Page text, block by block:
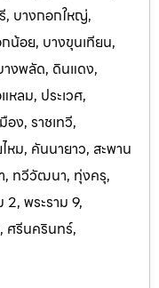
, บางกอกใหญ่,
น้อย, บางขุนเทียน,
งพลัด, ดินแดง,
ลม, ประเวศ,
ง, ราชเทวี,
ม, คันนายาว, สะพาน
, ทวีวัฒนา, ทุ่งครุ,
พระราม 9,
ศรีนครินทร์,